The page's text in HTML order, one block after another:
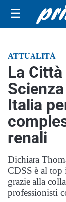
☰
ATTUALITÀ
La
Italia
renali
Dichiara
CDSS è al top
grazie alla
professionisti